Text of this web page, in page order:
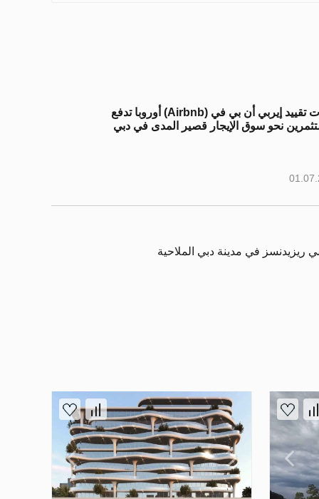
حملات تقييد إيربي أن بي في (Airbnb) أوروبا تدفع
نحو سوق الإيجار قصير المدى في دبي
ريزيدنسز في مدينة دبي الملاحية